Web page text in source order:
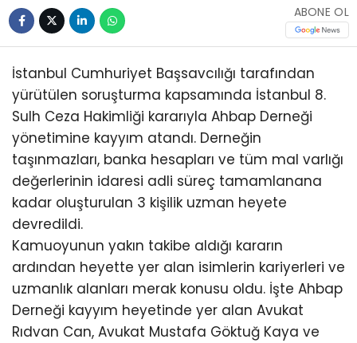
ABONE OL
İstanbul Cumhuriyet Başsavcılığı tarafından
yürütülen soruşturma kapsamında İstanbul 8.
Sulh Ceza Hakimliği kararıyla Ahbap Derneği
yönetimine kayyım atandı. Derneğin
taşınmazları, banka hesapları ve tüm mal varlığı
değerlerinin idaresi adli süreç tamamlanana
kadar oluşturulan 3 kişilik uzman heyete
devredildi.
Kamuoyunun yakın takibe aldığı kararın
ardından heyette yer alan isimlerin kariyerleri ve
uzmanlık alanları merak konusu oldu. İşte Ahbap
Derneği kayyım heyetinde yer alan Avukat
Rıdvan Can, Avukat Mustafa Göktuğ Kaya ve